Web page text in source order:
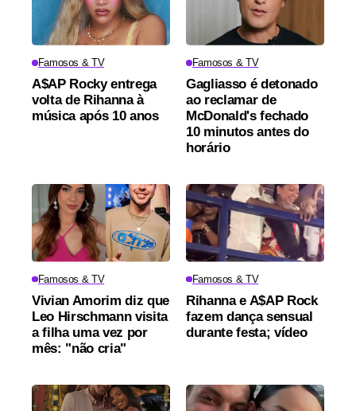
Famosos & TV
A$AP Rocky entrega
volta de Rihanna à
música após 10 anos
Famosos & TV
Gagliasso é detonado
ao reclamar de
McDonald's fechado
10 minutos antes do
horário
Famosos & TV
Vivian Amorim diz que
Leo Hirschmann visita
a filha uma vez por
mês: "não cria"
Famosos & TV
Rihanna e A$AP Rock
fazem dança sensual
durante festa; vídeo